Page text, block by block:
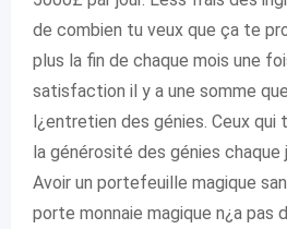
de combien tu veux que ça te
plus la fin de chaque mois une
satisfaction il y a une somme
l¿entretien des génies. Ceux qui
la générosité des génies chaque
Avoir un portefeuille magique
porte monnaie magique n¿a pas